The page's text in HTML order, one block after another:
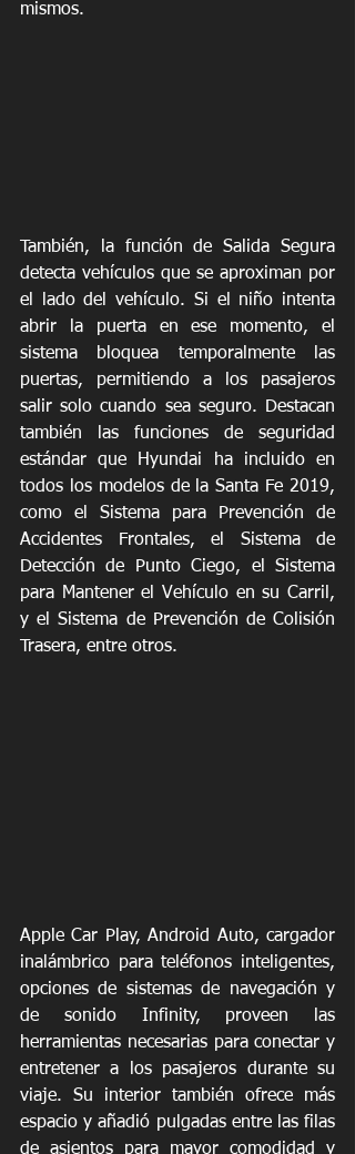
mismos.
También, la función de Salida Segura
detecta vehículos que se aproximan por
el lado del vehículo. Si el niño intenta
abrir la puerta en ese momento, el
sistema bloquea temporalmente las
puertas, permitiendo a los pasajeros
salir solo cuando sea seguro. Destacan
también las funciones de seguridad
estándar que Hyundai ha incluido en
todos los modelos de la Santa Fe 2019,
como el Sistema para Prevención de
Accidentes Frontales, el Sistema de
Detección de Punto Ciego, el Sistema
para Mantener el Vehículo en su Carril,
y el Sistema de Prevención de Colisión
Trasera, entre otros.
Apple Car Play, Android Auto, cargador
inalámbrico para teléfonos inteligentes,
opciones de sistemas de navegación y
de sonido Infinity, proveen las
herramientas necesarias para conectar y
entretener a los pasajeros durante su
viaje. Su interior también ofrece más
espacio y añadió pulgadas entre las filas
de asientos para mayor comodidad y